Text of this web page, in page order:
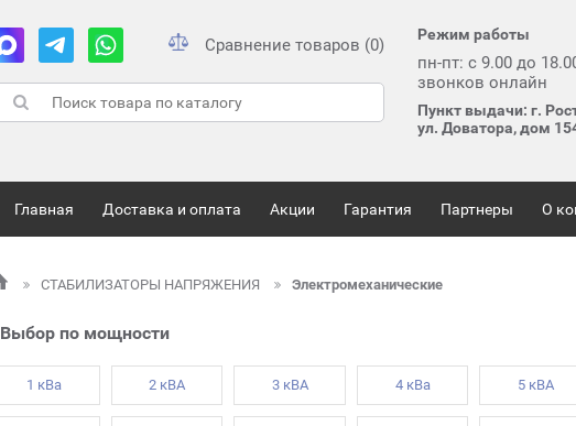
Сравнение товаров (0)
Режим работы
пн-пт: с 9.00 до
звонков онлайн
Пункт выдачи: г.
ул. Доватора, дом
Главная Доставка и оплата Акции Гарантия Партнеры О
СТАБИЛИЗАТОРЫ НАПРЯЖЕНИЯ Электромеханические
Выбор по мощности
1 кВа 2 кВА 3 кВА 4 кВа 5 кВА